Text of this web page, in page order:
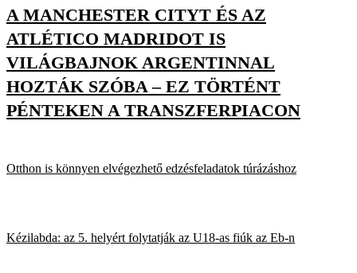
A MANCHESTER CITYT ÉS AZ
ATLÉTICO MADRIDOT IS
VILÁGBAJNOK ARGENTINNAL
HOZTÁK SZÓBA – EZ TÖRTÉNT
PÉNTEKEN A TRANSZFERPIACON
Otthon is könnyen elvégezhető edzésfeladatok túrázáshoz
Kézilabda: az 5. helyért folytatják az U18-as fiúk az Eb-n